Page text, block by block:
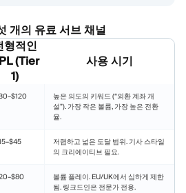
개의 유료 서브 채널
형적인
(Tier
1)
사용 시기
높은 의도의 키워드 (“외환 계좌 개
설”). 가장 작은 볼륨, 가장 높은 전환
율.
저렴하고 넓은 도달 범위. 기사 스타일
의 크리에이티브 필요.
볼륨 플레이. EU/UK에서 심하게 제한
됨. 링크드인은 전문가 전용.